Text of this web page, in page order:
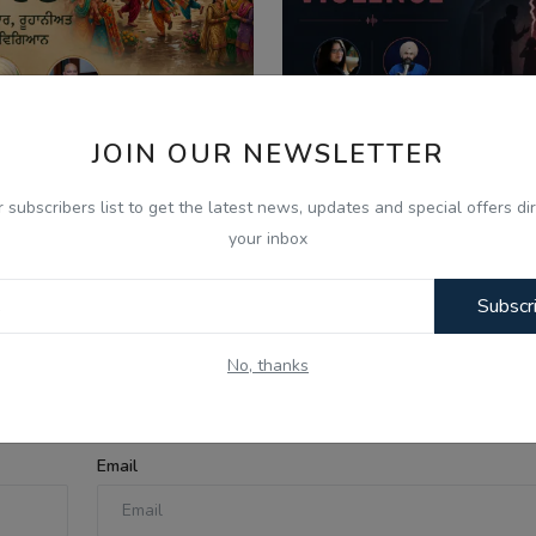
JOIN OUR NEWSLETTER
subscribers list to get the latest news, updates and special offers
your inbox
No, thanks
ਰਵਾਇਤਾਂ - Ik...
Aug 8, 2026
Identifying the
Email